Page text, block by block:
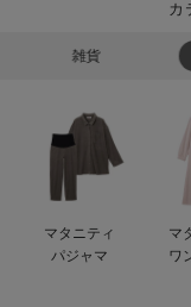
親子コーデ｜ママとベビ
Gift Selection 出産祝い
保育園・入園準備特集
カ
雑貨
マタニティ
パジャマ
マ
ワ